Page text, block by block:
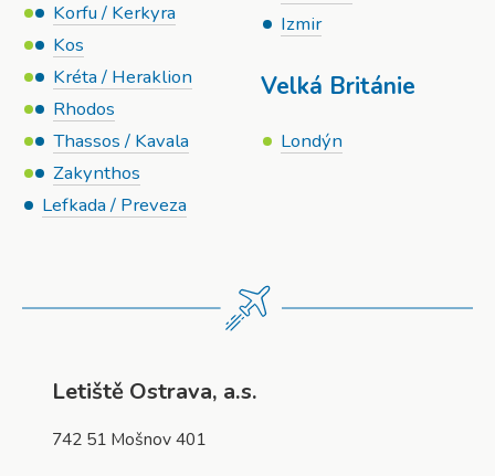
Korfu / Kerkyra
Kos
Kréta / Heraklion
Rhodos
Thassos / Kavala
Zakynthos
Lefkada / Preveza
Izmir
Velká Británie
Londýn
Letiště Ostrava, a.s.
742 51 Mošnov 401